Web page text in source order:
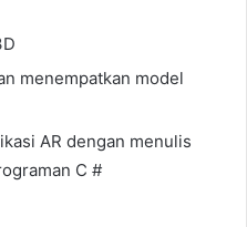
menempatkan model
AR dengan menulis
C #